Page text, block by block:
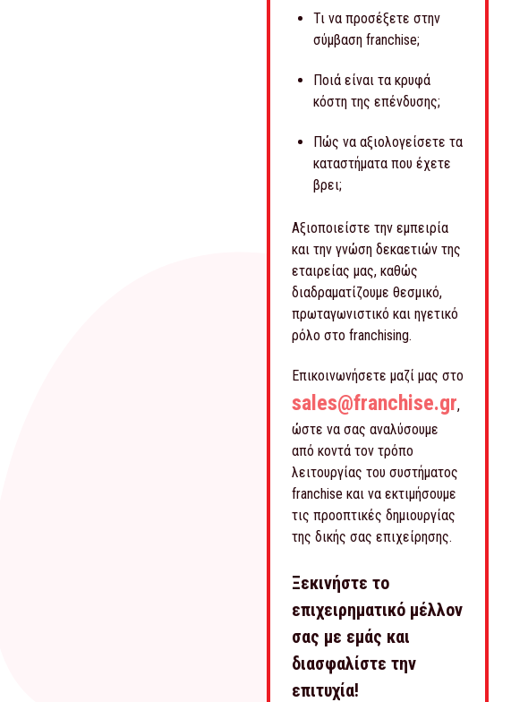
Τι να προσέξετε στην
σύμβαση franchise;
Ποιά είναι τα κρυφά
κόστη της επένδυσης;
Πώς να αξιολογείσετε τα
καταστήματα που έχετε
βρει;
Αξιοποιείστε την εμπειρία
και την γνώση δεκαετιών της
εταιρείας μας, καθώς
διαδραματίζουμε θεσμικό,
πρωταγωνιστικό και ηγετικό
ρόλο στο franchising.
Επικοινωνήσετε μαζί μας στο
sales@franchise.gr,
ώστε να σας αναλύσουμε
από κοντά τον τρόπο
λειτουργίας του συστήματος
franchise και να εκτιμήσουμε
τις προοπτικές δημιουργίας
της δικής σας επιχείρησης.
Ξεκινήστε το
επιχειρηματικό μέλλον
σας με εμάς και
διασφαλίστε την
επιτυχία!